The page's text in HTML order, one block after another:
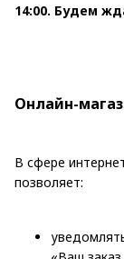
14:00. Будем
Онлайн-
В сфере
позволяет: